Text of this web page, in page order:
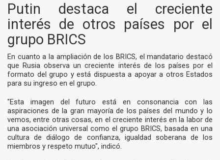
Putin destaca el creciente
interés de otros países por el
grupo BRICS
En cuanto a la ampliación de los BRICS, el mandatario destacó
que Rusia observa un creciente interés de los países por el
formato del grupo y está dispuesta a apoyar a otros Estados
para su ingreso en el grupo.
"Esta imagen del futuro está en consonancia con las
aspiraciones de la gran mayoría de los países del mundo y lo
vemos, entre otras cosas, en el creciente interés en la labor de
una asociación universal como el grupo BRICS, basada en una
cultura de diálogo de confianza, igualdad soberana de los
miembros y respeto mutuo", indicó.